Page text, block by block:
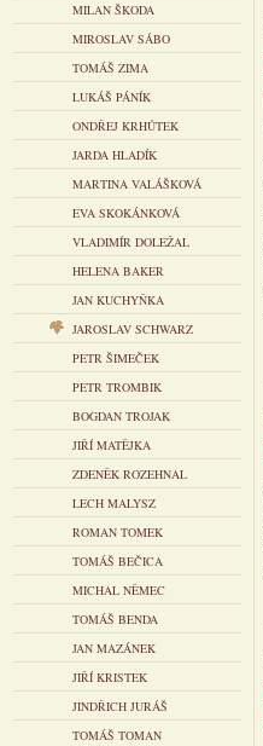
MILAN ŠKODA
MIROSLAV SÁBO
TOMÁŠ ZIMA
LUKÁŠ PÁNÍK
ONDŘEJ KRHŮTEK
JARDA HLADÍK
MARTINA VALÁŠKOVÁ
EVA SKOKÁNKOVÁ
VLADIMÍR DOLEŽAL
HELENA BAKER
JAN KUCHYŇKA
JAROSLAV SCHWARZ
PETR ŠIMEČEK
PETR TROMBIK
BOGDAN TROJAK
JIŘÍ MATĚJKA
ZDENĚK ROZEHNAL
LECH MALYSZ
ROMAN TOMEK
TOMÁŠ BEČICA
MICHAL NĚMEC
TOMÁŠ BENDA
JAN MAZÁNEK
JIŘÍ KRISTEK
JINDŘICH JURÁŠ
TOMÁŠ TOMAN